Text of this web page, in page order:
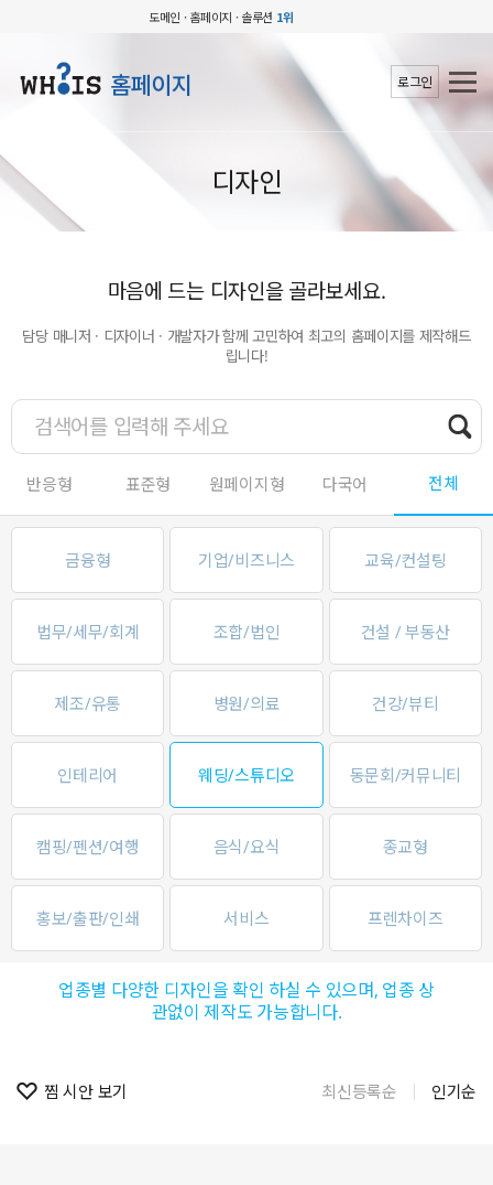
도메인 · 홈페이지 · 솔루션 1위
홈페이지 로그인
디자인
마음에 드는 디자인을 골라보세요.
담당 매니저 · 디자이너 · 개발자가 함께 고민하여 최고의 홈페이지를 제작해드
립니다!
반응형 표준형 원페이지형 다국어 전체
금융형 기업/비즈니스 교육/컨설팅
법무/세무/회계 조합/법인 건설 / 부동산
제조/유통 병원/의료 건강/뷰티
인테리어 웨딩/스튜디오 동문회/커뮤니티
캠핑/펜션/여행 음식/요식 종교형
홍보/출판/인쇄 서비스 프렌차이즈
업종별 다양한 디자인을 확인 하실 수 있으며, 업종 상
관없이 제작도 가능합니다.
찜 시안 보기 최신등록순 인기순